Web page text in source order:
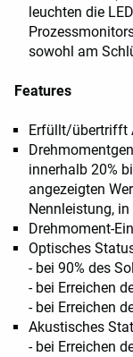
leuchten die
sowohl am
Features
Erfüllt/übertrifft
innerhalb 20%
angezeigten
Nennleistung, in
Drehmoment-
Optisches
- bei 90% des
- bei Erreichen
- bei Erreichen
Akustisches
- bei Erreichen